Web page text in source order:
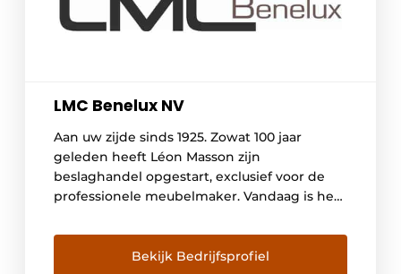
LMC Benelux NV
Aan uw zijde sinds 1925. Zowat 100 jaar
geleden heeft Léon Masson zijn
beslaghandel opgestart, exclusief voor de
professionele meubelmaker. Vandaag is het
multinational met een sterk product-
geörienteerde cultuur en uitmuntende
Bekijk Bedrijfsprofiel